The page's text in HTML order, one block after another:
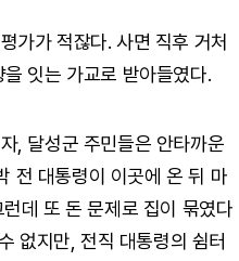
가가 적잖다. 사면 직후 거처
잇는 가교로 받아들였다.
, 달성군 주민들은 안타까운
전 대통령이 이곳에 온 뒤 마
데 또 돈 문제로 집이 묶였다
없지만, 전직 대통령의 쉼터